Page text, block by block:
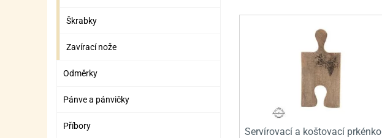
Škrabky
Zavírací nože
Odměrky
Pánve a pánvičky
Příbory
Servírovací a koštovací prkénko